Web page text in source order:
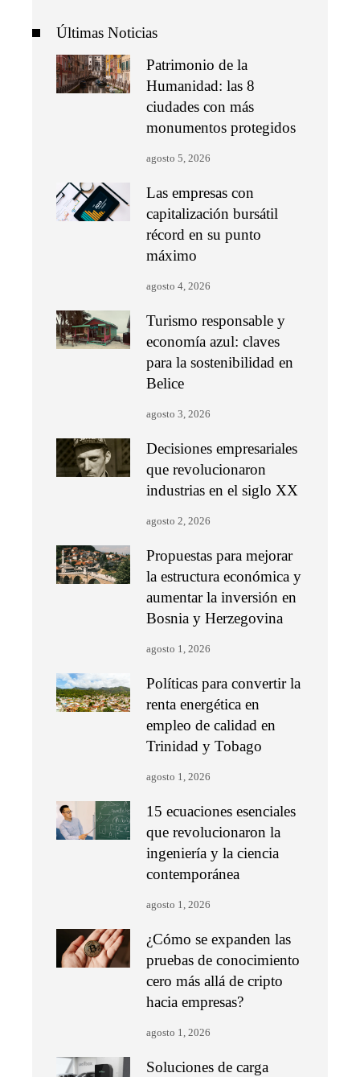
Últimas Noticias
Patrimonio de la
Humanidad: las 8
ciudades con más
monumentos protegidos
agosto 5, 2026
Las empresas con
capitalización bursátil
récord en su punto
máximo
agosto 4, 2026
Turismo responsable y
economía azul: claves
para la sostenibilidad en
Belice
agosto 3, 2026
Decisiones empresariales
que revolucionaron
industrias en el siglo XX
agosto 2, 2026
Propuestas para mejorar
la estructura económica y
aumentar la inversión en
Bosnia y Herzegovina
agosto 1, 2026
Políticas para convertir la
renta energética en
empleo de calidad en
Trinidad y Tobago
agosto 1, 2026
15 ecuaciones esenciales
que revolucionaron la
ingeniería y la ciencia
contemporánea
agosto 1, 2026
¿Cómo se expanden las
pruebas de conocimiento
cero más allá de cripto
hacia empresas?
agosto 1, 2026
Soluciones de carga